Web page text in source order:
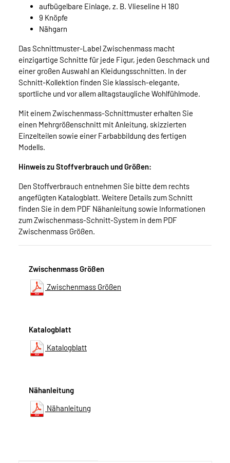
aufbügelbare Einlage, z. B. Vlieseline H 180
9 Knöpfe
Nähgarn
Das Schnittmuster-Label Zwischenmass macht
einzigartige Schnitte für jede Figur, jeden Geschmack und
einer großen Auswahl an Kleidungsschnitten. In der
Schnitt-Kollektion finden Sie klassisch-elegante,
sportliche und vor allem alltagstaugliche Wohlfühlmode.
Mit einem Zwischenmass-Schnittmuster erhalten Sie
einen Mehrgrößenschnitt mit Anleitung, skizzierten
Einzelteilen sowie einer Farbabbildung des fertigen
Modells.
Hinweis zu Stoffverbrauch und Größen:
Den Stoffverbrauch entnehmen Sie bitte dem rechts
angefügten Katalogblatt. Weitere Details zum Schnitt
finden Sie in dem PDF Nähanleitung sowie Informationen
zum Zwischenmass-Schnitt-System in dem PDF
Zwischenmass Größen.
Zwischenmass Größen
Zwischenmass Größen
Katalogblatt
Katalogblatt
Nähanleitung
Nähanleitung